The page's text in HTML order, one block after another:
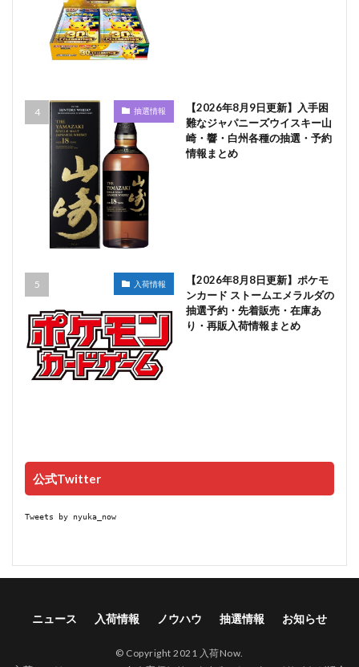
抽選情報
【2026年8月9日更新】入手困
難なジャパニーズウイスキー山
崎・響・白州各種の抽選・予約
情報まとめ
入荷情報
【2026年8月8日更新】ポケモ
ンカード ストームエメラルダの
抽選予約・先着販売・在庫あ
り・再販入荷情報まとめ
公式Twitter
Tweets by nyuka_now
ニュース 入荷情報 ノウハウ 抽選情報 お知らせ
© Copyright 2021 入荷Now.